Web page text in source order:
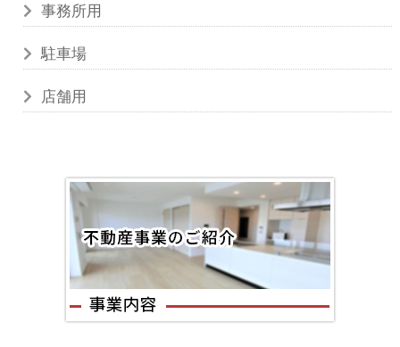
事務所用
駐車場
店舗用